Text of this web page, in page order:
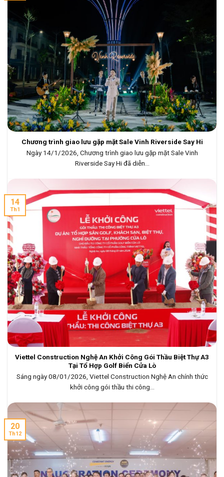
Chương trình giao lưu gặp mặt Sale Vinh Riverside Say Hi
Ngày 14/1/2026, Chương trình giao lưu gặp mặt Sale Vinh
Riverside Say Hi đã diễn...
Viettel Construction Nghệ An Khởi Công Gói Thầu Biệt Thự A3
Tại Tổ Hợp Golf Biển Cửa Lò
Sáng ngày 08/01/2026, Viettel Construction Nghệ An chính thức
khởi công gói thầu thi công...
14
Th1
20
Th12